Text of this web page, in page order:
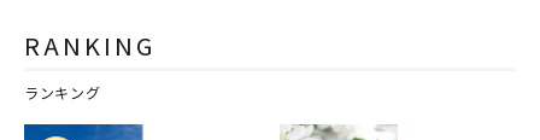
RANKING
ランキング